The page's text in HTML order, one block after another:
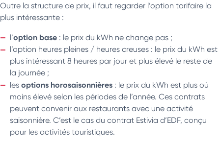
Outre la structure de prix, il faut regarder l’option tarifaire la
plus intéressante :
l’option base : le prix du kWh ne change pas ;
l’option heures pleines / heures creuses : le prix du kWh est
plus intéressant 8 heures par jour et plus élevé le reste de
la journée ;
les options horosaisonnières : le prix du kWh est plus où
moins élevé selon les périodes de l’année. Ces contrats
peuvent convenir aux restaurants avec une activité
saisonnière. C’est le cas du contrat Estivia d’EDF, conçu
pour les activités touristiques.